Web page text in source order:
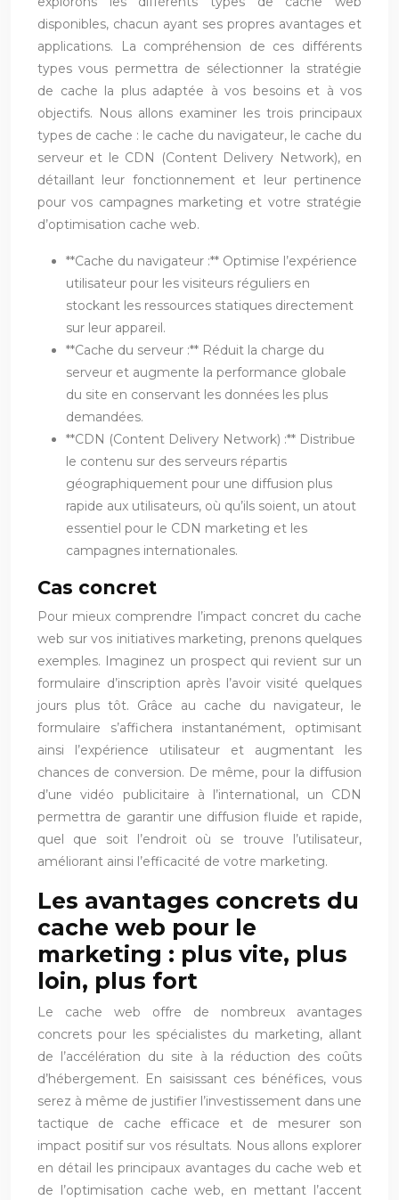
disponibles, chacun ayant ses propres avantages et
applications. La compréhension de ces différents
types vous permettra de sélectionner la stratégie
de cache la plus adaptée à vos besoins et à vos
objectifs. Nous allons examiner les trois principaux
types de cache : le cache du navigateur, le cache du
serveur et le CDN (Content Delivery Network), en
détaillant leur fonctionnement et leur pertinence
pour vos campagnes marketing et votre stratégie
d’optimisation cache web.
**Cache du navigateur :** Optimise l’expérience
utilisateur pour les visiteurs réguliers en
stockant les ressources statiques directement
sur leur appareil.
**Cache du serveur :** Réduit la charge du
serveur et augmente la performance globale
du site en conservant les données les plus
demandées.
**CDN (Content Delivery Network) :** Distribue
le contenu sur des serveurs répartis
géographiquement pour une diffusion plus
rapide aux utilisateurs, où qu’ils soient, un atout
essentiel pour le CDN marketing et les
campagnes internationales.
Cas concret
Pour mieux comprendre l’impact concret du cache
web sur vos initiatives marketing, prenons quelques
exemples. Imaginez un prospect qui revient sur un
formulaire d’inscription après l’avoir visité quelques
jours plus tôt. Grâce au cache du navigateur, le
formulaire s’affichera instantanément, optimisant
ainsi l’expérience utilisateur et augmentant les
chances de conversion. De même, pour la diffusion
d’une vidéo publicitaire à l’international, un CDN
permettra de garantir une diffusion fluide et rapide,
quel que soit l’endroit où se trouve l’utilisateur,
améliorant ainsi l’efficacité de votre marketing.
Les avantages concrets du
cache web pour le
marketing : plus vite, plus
loin, plus fort
Le cache web offre de nombreux avantages
concrets pour les spécialistes du marketing, allant
de l’accélération du site à la réduction des coûts
d’hébergement. En saisissant ces bénéfices, vous
serez à même de justifier l’investissement dans une
tactique de cache efficace et de mesurer son
impact positif sur vos résultats. Nous allons explorer
en détail les principaux avantages du cache web et
de l’optimisation cache web, en mettant l’accent